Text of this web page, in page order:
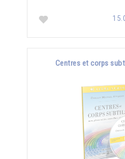
Centres et corps